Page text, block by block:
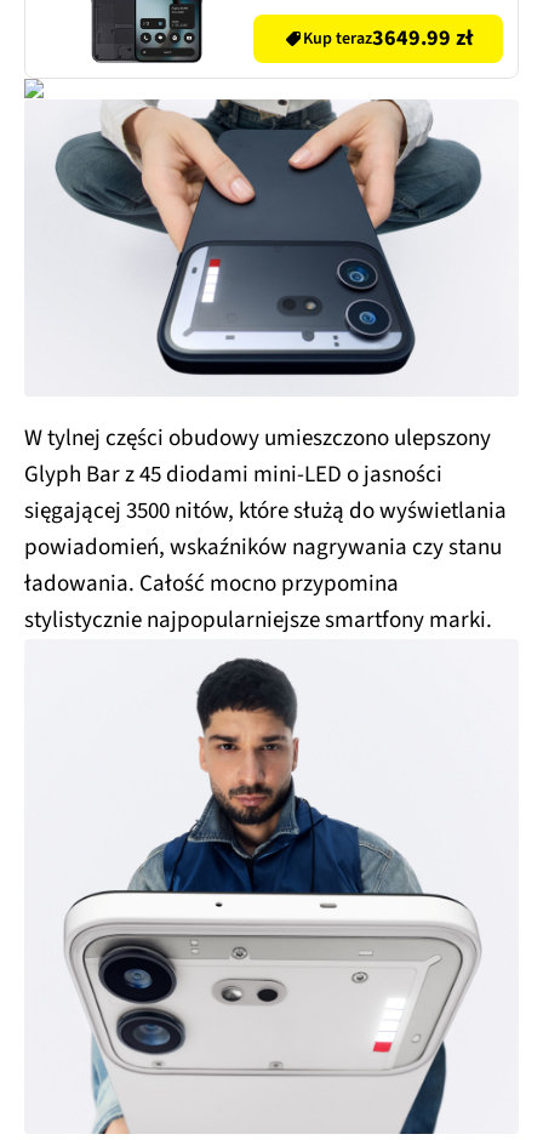
Kup teraz3649.99 zł
W tylnej części obudowy umieszczono ulepszony
Glyph Bar z 45 diodami mini-LED o jasności
sięgającej 3500 nitów, które służą do wyświetlania
powiadomień, wskaźników nagrywania czy stanu
ładowania. Całość mocno przypomina
stylistycznie najpopularniejsze smartfony marki.